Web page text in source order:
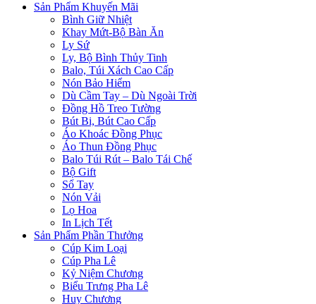
Sản Phẩm Khuyến Mãi
Bình Giữ Nhiệt
Khay Mứt-Bộ Bàn Ăn
Ly Sứ
Ly, Bộ Bình Thủy Tinh
Balo, Túi Xách Cao Cấp
Nón Bảo Hiểm
Dù Cầm Tay – Dù Ngoài Trời
Đồng Hồ Treo Tường
Bút Bi, Bút Cao Cấp
Áo Khoác Đồng Phục
Áo Thun Đồng Phục
Balo Túi Rút – Balo Tái Chế
Bộ Gift
Sổ Tay
Nón Vải
Lọ Hoa
In Lịch Tết
Sản Phẩm Phần Thưởng
Cúp Kim Loại
Cúp Pha Lê
Kỷ Niệm Chương
Biểu Trưng Pha Lê
Huy Chương